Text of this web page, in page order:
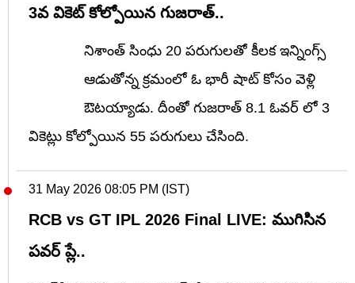
3వ వికెట్ కోల్పోయిన గుజరాత్..
నిశాంత్ సింధు 20 పరుగులతో కీలక ఇన్నింగ్స్
ఆడుతోన్న క్రమంలో ఓ భారీ షాట్ కోసం వెళ్లి
ఔటయ్యాడు. దీంతో గుజరాత్ 8.1 ఓవర్ లో 3
వికెట్లు కోల్పోయిన 55 పరుగులు చేసింది.
31 May 2026 08:05 PM (IST)
RCB vs GT IPL 2026 Final LIVE: ముగిసిన
పవర్ ప్లే..